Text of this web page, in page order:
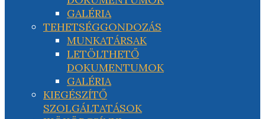
GALÉRIA
TEHETSÉGGONDOZÁS
MUNKATÁRSAK
LETÖLTHETŐ
DOKUMENTUMOK
GALÉRIA
KIEGÉSZÍTŐ
SZOLGÁLTATÁSOK